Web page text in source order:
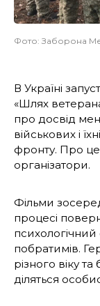
Фото: Заборона
В Україні
«Шлях
про досвід
військових і
фронту. Про
організатори.
Фільми
процесі
психологічний
побратимів.
різного віку
діляться